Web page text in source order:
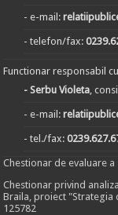
- e-mail:
- telefon/fax:
Functionar responsabil
- Serbu Violeta,
- e-mail:
- tel./fax:
Chestionar de evaluare
Chestionar privind
Braila, proiect "Strategia
125782